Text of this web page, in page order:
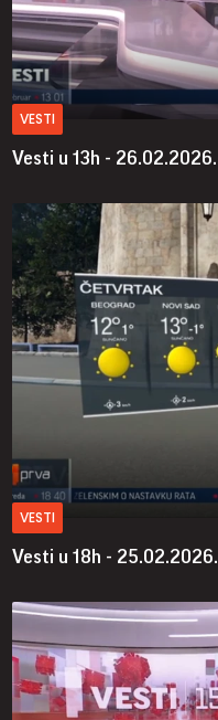
VESTI
Vesti u 13h - 26.02.2026.
VESTI
Vesti u 18h - 25.02.2026.